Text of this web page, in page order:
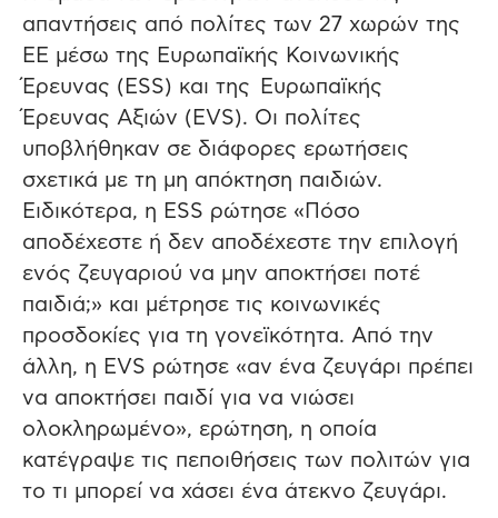
απαντήσεις από πολίτες των 27 χωρών της
ΕΕ μέσω της Ευρωπαϊκής Κοινωνικής
Έρευνας (ESS) και της Ευρωπαϊκής
Έρευνας Αξιών (EVS). Οι πολίτες
υποβλήθηκαν σε διάφορες ερωτήσεις
σχετικά με τη μη απόκτηση παιδιών.
Ειδικότερα, η ESS ρώτησε «Πόσο
αποδέχεστε ή δεν αποδέχεστε την επιλογή
ενός ζευγαριού να μην αποκτήσει ποτέ
παιδιά;» και μέτρησε τις κοινωνικές
προσδοκίες για τη γονεϊκότητα. Από την
άλλη, η EVS ρώτησε «αν ένα ζευγάρι πρέπει
να αποκτήσει παιδί για να νιώσει
ολοκληρωμένο», ερώτηση, η οποία
κατέγραψε τις πεποιθήσεις των πολιτών για
το τι μπορεί να χάσει ένα άτεκνο ζευγάρι.